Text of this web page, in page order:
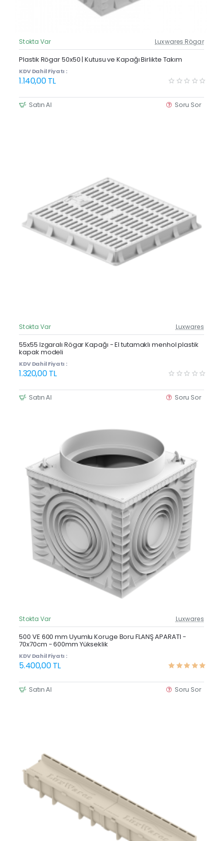
Güncel Fiyat
Stokta Var Luxwares Rögar
Plastik Rögar 50x50 | Kutusu ve Kapağı Birlikte Takım
KDV Dahil Fiyatı :
1.140,00 TL
Satın Al Soru Sor
Güncel Fiyat
Yeni Ürün
Stokta Var Luxwares
55x55 Izgaralı Rögar Kapağı - El tutamaklı menhol plastik
kapak modeli
KDV Dahil Fiyatı :
1.320,00 TL
Satın Al Soru Sor
Güncel Fiyat
Stokta Var Luxwares
500 VE 600 mm Uyumlu Koruge Boru FLANŞ APARATI -
70x70cm - 600mm Yükseklik
KDV Dahil Fiyatı :
5.400,00 TL
Satın Al Soru Sor